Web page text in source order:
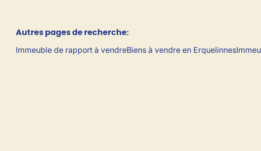
Autres pages de recherche:
Immeuble de rapport à vendreBiens à vendre en Erquelinnes